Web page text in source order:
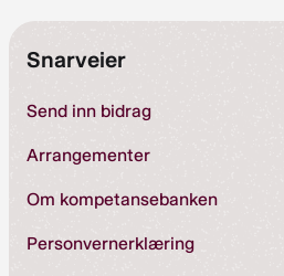
Snarveier
Send inn bidrag
Arrangementer
Om kompetansebanken
Personvernerklæring